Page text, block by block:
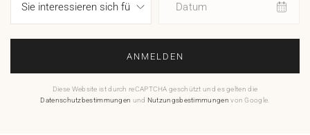
Datum
ANMELDEN
Diese Website ist durch reCAPTCHA geschützt und es gelten die
Datenschutzbestimmungen und Nutzungsbestimmungen von Google.